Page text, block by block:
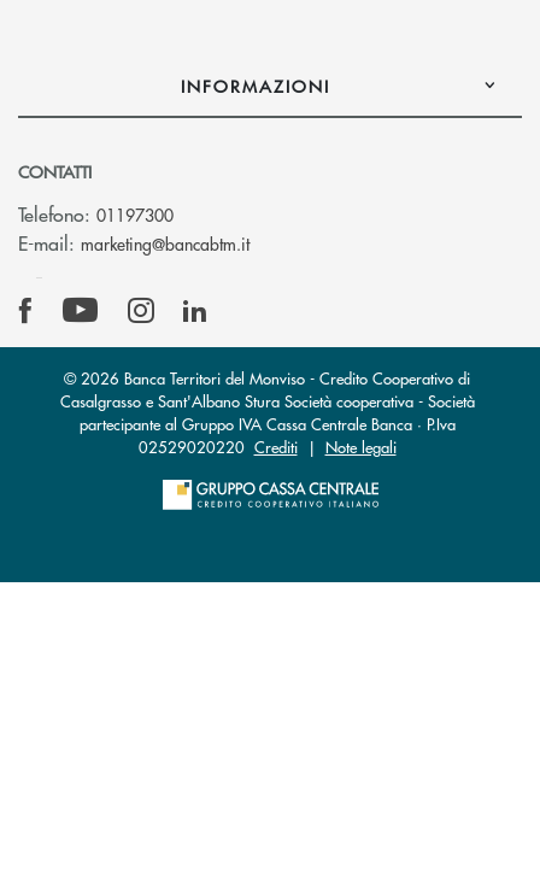
INFORMAZIONI
CONTATTI
Telefono: 01197300
E-mail: marketing@bancabtm.it(si apre l’app di posta elettronica)
© 2026 Banca Territori del Monviso - Credito Cooperativo di
Casalgrasso e Sant'Albano Stura Società cooperativa - Società
partecipante al Gruppo IVA Cassa Centrale Banca · P.Iva
02529020220 Crediti| Note legali